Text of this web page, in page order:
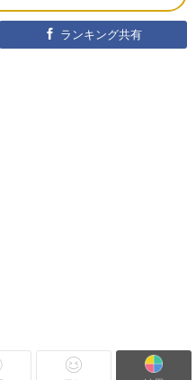
ランキング共有